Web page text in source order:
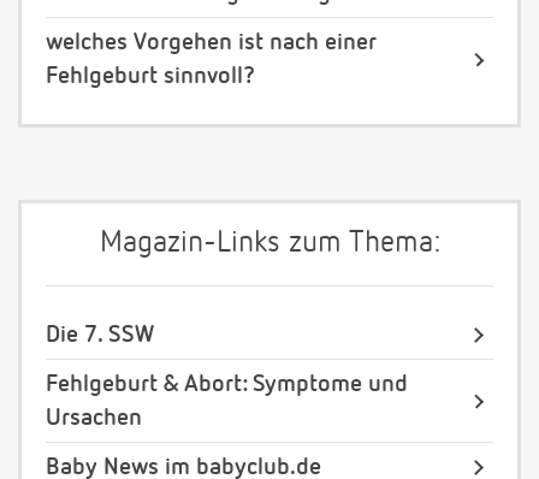
welches Vorgehen ist nach einer
Fehlgeburt sinnvoll?
Magazin-Links zum Thema:
Die 7. SSW
Fehlgeburt & Abort: Symptome und
Ursachen
Baby News im babyclub.de